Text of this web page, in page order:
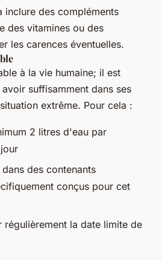
inclure des compléments
des vitamines ou des
les carences éventuelles.
à la vie humaine; il est
suffisamment dans ses
extrême. Pour cela :
2 litres d'eau par
des contenants
conçus pour cet
régulièrement la date limite de